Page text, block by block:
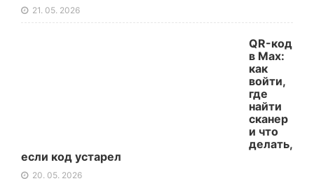
21. 05. 2026
QR-код
в Max:
как
войти,
где
найти
сканер
и что
делать,
если код устарел
20. 05. 2026